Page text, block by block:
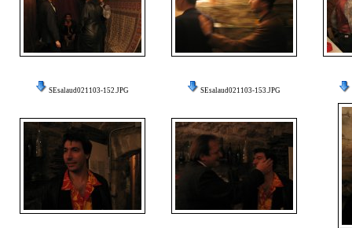
SEsalaud021103-152.JPG SEsalaud021103-153.JPG